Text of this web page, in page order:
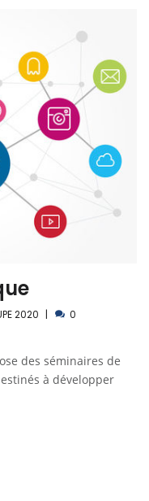
2020
0
des séminaires de
à développer